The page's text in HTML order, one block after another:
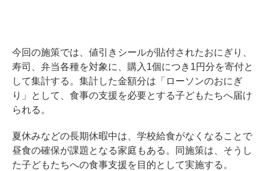
今回の施策では、値引きシールが貼付されたおにぎり、
寿司、弁当各種を対象に、購入1個につき1円分を寄付と
して集計する。集計した金額分は「ローソンのおにぎ
り」として、食事の支援を必要とする子どもたちへ届け
られる。
夏休みなどの長期休暇中は、学校給食がなくなることで
昼食の確保が課題となる家庭もある。同施策は、そうし
た子どもたちへの食事支援を目的として実施する。